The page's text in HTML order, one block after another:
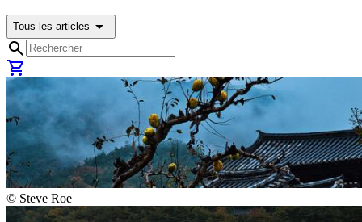
Tous les articles arrow_drop_down
search
shopping_cart
© Steve Roe